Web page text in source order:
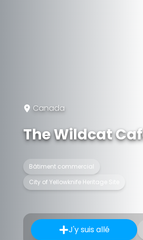
Canada
The Wildcat
Bâtiment commercial
City of Yellowknife Heritage Site
J'y suis allé